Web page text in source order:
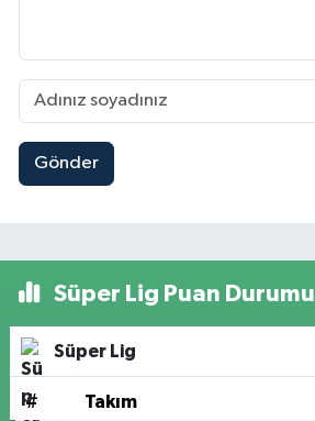
Gönder
Süper Lig Puan Durumu
Süper Lig
# Takım